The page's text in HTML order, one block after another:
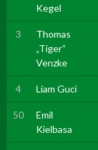
Kegel
3
Thomas
„Tiger“
Venzke
4 Liam Guci
50
Emil
Kielbasa